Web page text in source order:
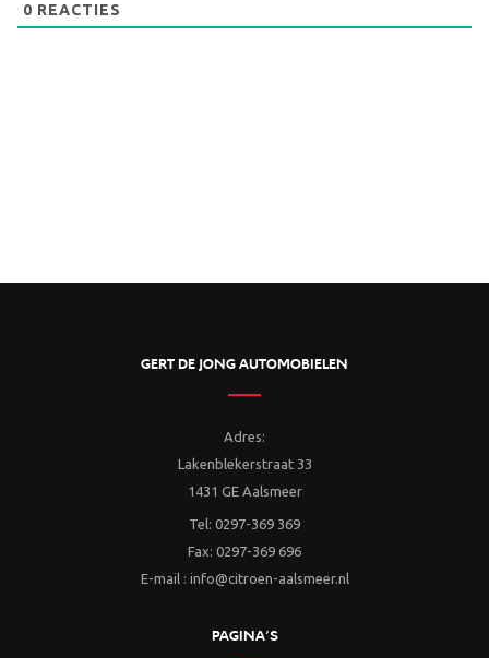
0 REACTIES
GERT DE JONG AUTOMOBIELEN
Adres:
Lakenblekerstraat 33
1431 GE Aalsmeer
Tel: 0297-369 369
Fax: 0297-369 696
E-mail : info@citroen-aalsmeer.nl
PAGINA’S